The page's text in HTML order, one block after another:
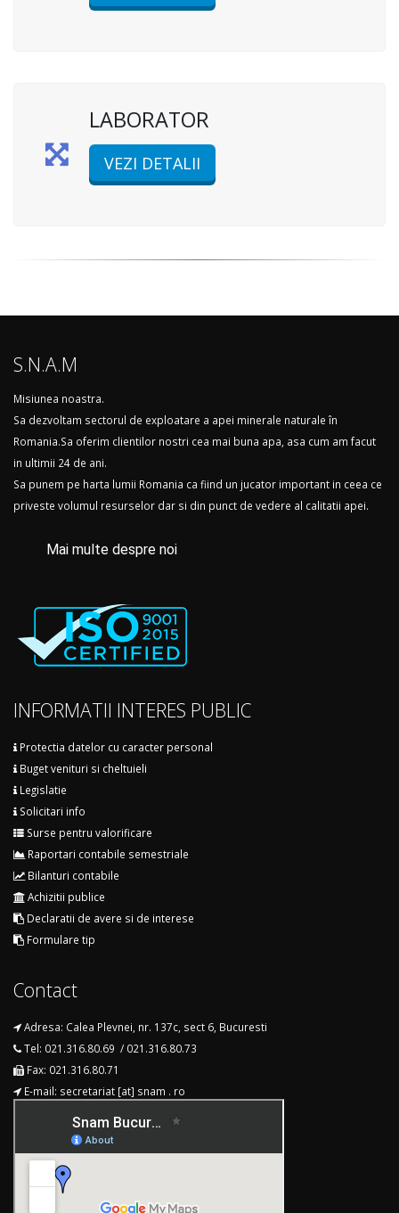
LABORATOR
VEZI DETALII
S.N.A.M
Misiunea noastra.
Sa dezvoltam sectorul de exploatare a apei minerale naturale în
Romania.Sa oferim clientilor nostri cea mai buna apa, asa cum am facut
in ultimii 24 de ani.
Sa punem pe harta lumii Romania ca fiind un jucator important in ceea ce
priveste volumul resurselor dar si din punct de vedere al calitatii apei.
Mai multe despre noi
INFORMATII INTERES PUBLIC
Protectia datelor cu caracter personal
Buget venituri si cheltuieli
Legislatie
Solicitari info
Surse pentru valorificare
Raportari contabile semestriale
Bilanturi contabile
Achizitii publice
Declaratii de avere si de interese
Formulare tip
Contact
Adresa: Calea Plevnei, nr. 137c, sect 6, Bucuresti
Tel: 021.316.80.69 / 021.316.80.73
Fax: 021.316.80.71
E-mail: secretariat [at] snam . ro